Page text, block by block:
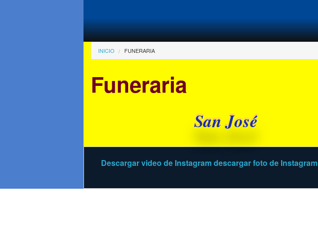
Usted está aquí
INICIO FUNERARIA
Funeraria
San José
Descargar video de Instagramdescargar foto de Instagram